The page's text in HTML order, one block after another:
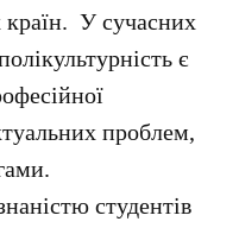
У сучасних
є
проблем,
студентів